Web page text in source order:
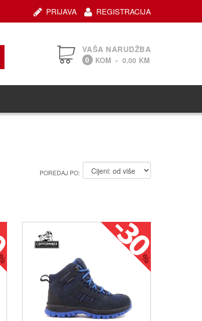
REGISTRACIJA
PRIJAVA
VAŠA NARUDŽBA
0 KOM - 0.00 KM
POREDAJ PO: